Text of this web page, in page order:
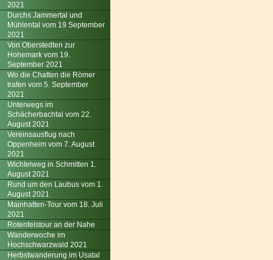
2021
Durchs Jammertal und
Mühlental vom 19 September
2021
Von Oberstedten zur
Hohemark vom 19.
September 2021
Wo die Chatten die Römer
trafen vom 5. September
2021
Unterwegs im
Schächerbachtal vom 22.
August 2021
Vereinsausflug nach
Oppenheim vom 7. August
2021
Wichtelweg in Schmitten 1.
August 2021
Rund um den Laubus vom 1.
August 2021
Mainhatten-Tour vom 18. Juli
2021
Rotenfelstour an der Nahe
Wanderwoche im
Hochschwarzwald 2021
Herbstwanderung im Usatal